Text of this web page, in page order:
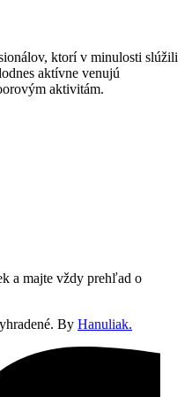
ktorí v minulosti slúžili
aktívne venujú
aktivitám.
a majte vždy prehľad o
By Hanuliak.